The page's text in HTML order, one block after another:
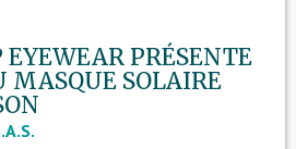
PRÉSENTE
MASQUE SOLAIRE